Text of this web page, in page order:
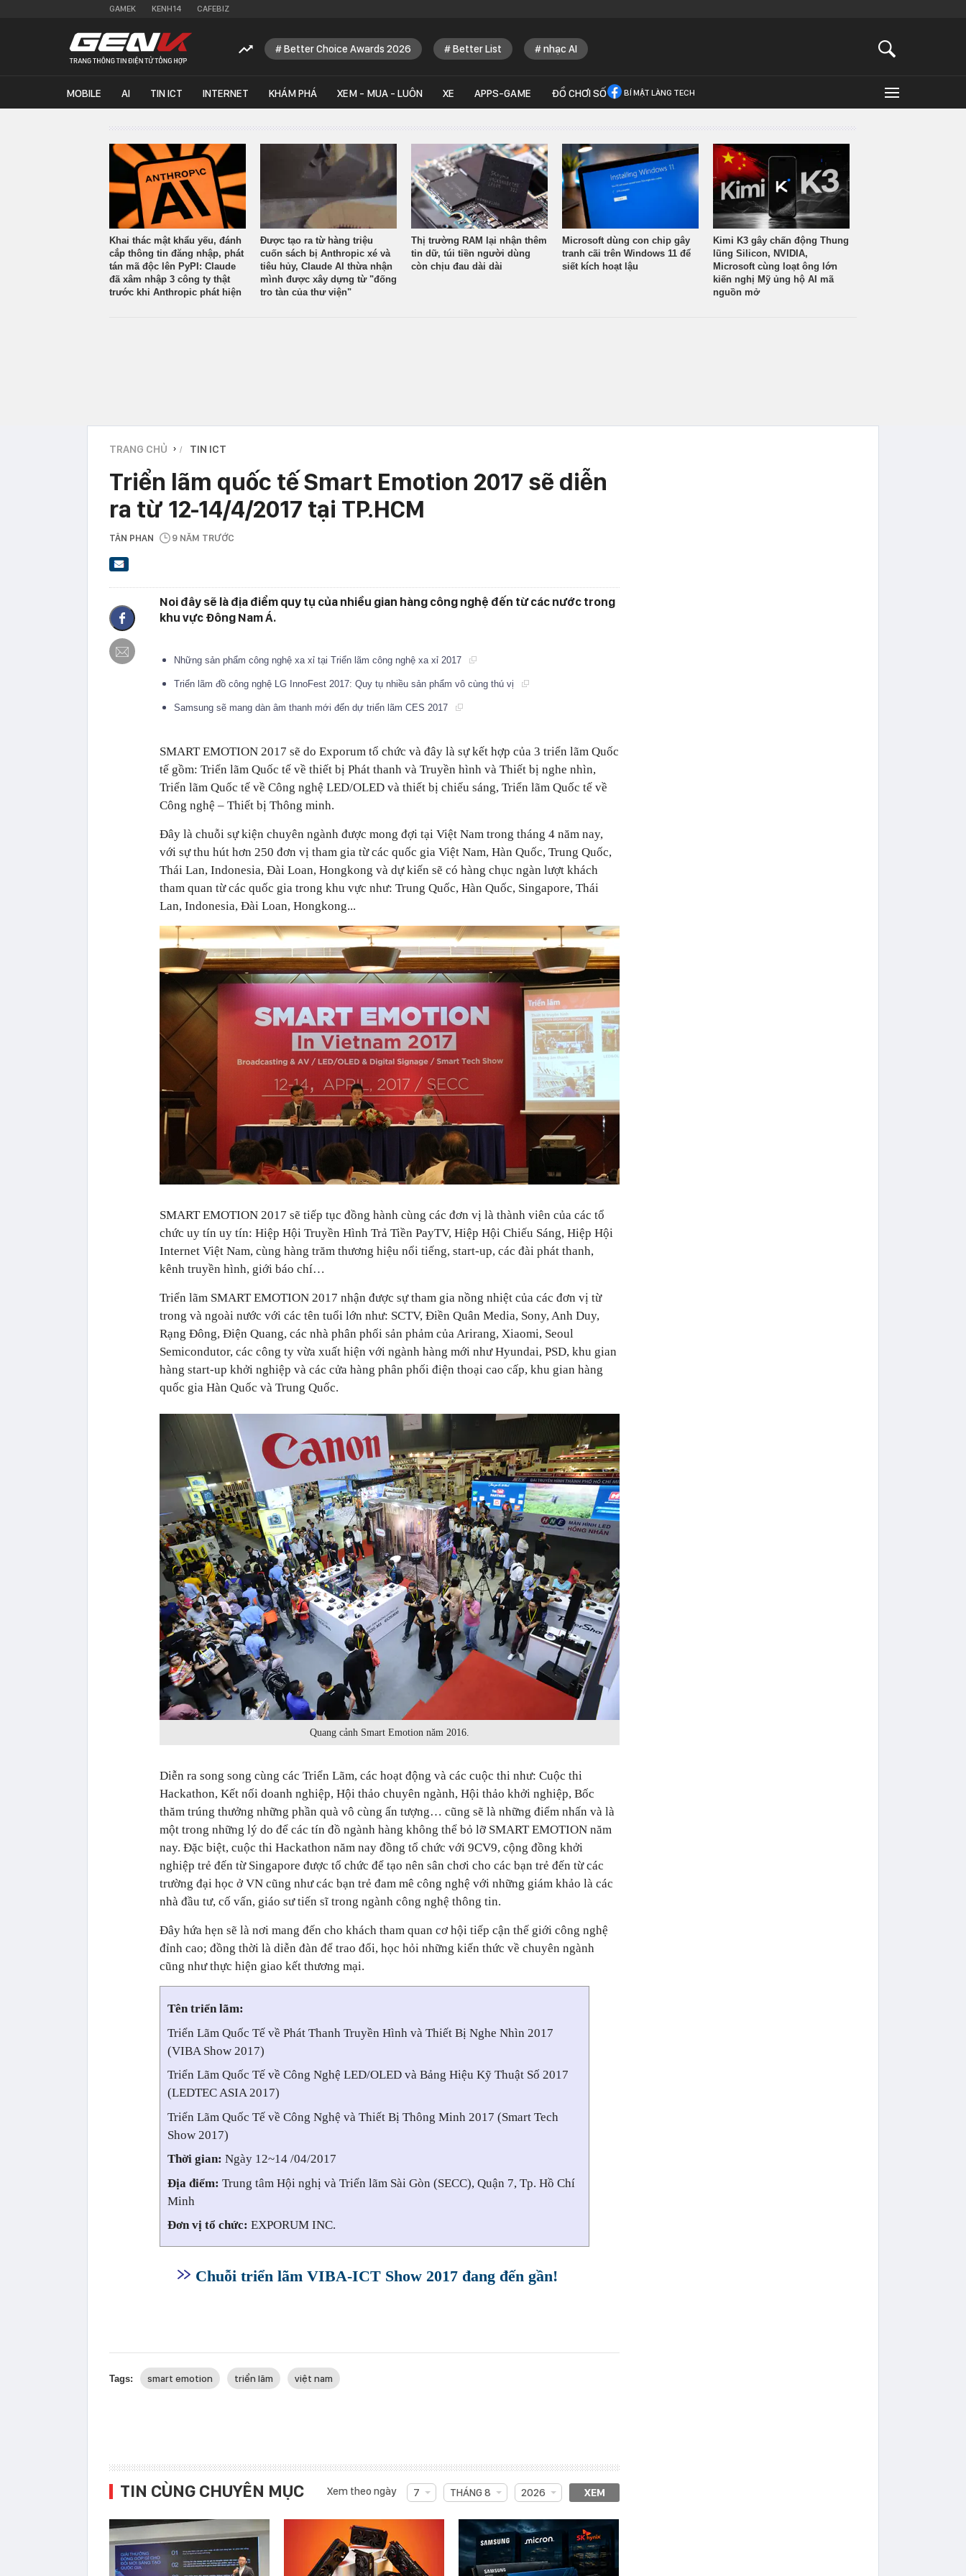
GAMEK KENH14 CAFEBIZ
Better Choice Awards 2026 Better List nhạc AI
MOBILE AI TIN ICT INTERNET KHÁM PHÁ XEM - MUA - LUÔN XE APPS-GAME ĐỒ CHƠI SỐ BÍ MẬT LÀNG TECH
Khai thác mật khẩu yếu, đánh
cắp thông tin đăng nhập, phát
tán mã độc lên PyPI: Claude
đã xâm nhập 3 công ty thật
trước khi Anthropic phát hiện
Được tạo ra từ hàng triệu
cuốn sách bị Anthropic xé và
tiêu hủy, Claude AI thừa nhận
mình được xây dựng từ "đống
tro tàn của thư viện"
Thị trường RAM lại nhận thêm
tin dữ, túi tiền người dùng
còn chịu đau dài dài
Microsoft dùng con chip gây
tranh cãi trên Windows 11 để
siết kích hoạt lậu
Kimi K3 gây chấn động Thung
lũng Silicon, NVIDIA,
Microsoft cùng loạt ông lớn
kiến nghị Mỹ ủng hộ AI mã
nguồn mở
TRANG CHỦ › TIN ICT
Triển lãm quốc tế Smart Emotion 2017 sẽ diễn
ra từ 12-14/4/2017 tại TP.HCM
TÂN PHAN 9 NĂM TRƯỚC
Noi đây sẽ là địa điểm quy tụ của nhiều gian hàng công nghệ đến từ các nước trong
khu vực Đông Nam Á.
Những sản phẩm công nghệ xa xỉ tại Triển lãm công nghệ xa xỉ 2017
Triển lãm đồ công nghệ LG InnoFest 2017: Quy tụ nhiều sản phẩm vô cùng thú vị
Samsung sẽ mang dàn âm thanh mới đến dự triển lãm CES 2017
SMART EMOTION 2017 sẽ do Exporum tổ chức và đây là sự kết hợp của 3 triển lãm Quốc
tế gồm: Triển lãm Quốc tế về thiết bị Phát thanh và Truyền hình và Thiết bị nghe nhìn,
Triển lãm Quốc tế về Công nghệ LED/OLED và thiết bị chiếu sáng, Triển lãm Quốc tế về
Công nghệ – Thiết bị Thông minh.
Đây là chuỗi sự kiện chuyên ngành được mong đợi tại Việt Nam trong tháng 4 năm nay,
với sự thu hút hơn 250 đơn vị tham gia từ các quốc gia Việt Nam, Hàn Quốc, Trung Quốc,
Thái Lan, Indonesia, Đài Loan, Hongkong và dự kiến sẽ có hàng chục ngàn lượt khách
tham quan từ các quốc gia trong khu vực như: Trung Quốc, Hàn Quốc, Singapore, Thái
Lan, Indonesia, Đài Loan, Hongkong...
SMART EMOTION 2017 sẽ tiếp tục đồng hành cùng các đơn vị là thành viên của các tổ
chức uy tín uy tín: Hiệp Hội Truyền Hình Trả Tiền PayTV, Hiệp Hội Chiếu Sáng, Hiệp Hội
Internet Việt Nam, cùng hàng trăm thương hiệu nổi tiếng, start-up, các đài phát thanh,
kênh truyền hình, giới báo chí…
Triển lãm SMART EMOTION 2017 nhận được sự tham gia nồng nhiệt của các đơn vị từ
trong và ngoài nước với các tên tuổi lớn như: SCTV, Điền Quân Media, Sony, Anh Duy,
Rạng Đông, Điện Quang, các nhà phân phối sản phảm của Arirang, Xiaomi, Seoul
Semicondutor, các công ty vừa xuất hiện với ngành hàng mới như Hyundai, PSD, khu gian
hàng start-up khởi nghiệp và các cửa hàng phân phối điện thoại cao cấp, khu gian hàng
quốc gia Hàn Quốc và Trung Quốc.
Quang cảnh Smart Emotion năm 2016.
Diễn ra song song cùng các Triển Lãm, các hoạt động và các cuộc thi như: Cuộc thi
Hackathon, Kết nối doanh nghiệp, Hội thảo chuyên ngành, Hội thảo khởi nghiệp, Bốc
thăm trúng thưởng những phần quà vô cùng ấn tượng… cũng sẽ là những điểm nhấn và là
một trong những lý do để các tín đồ ngành hàng không thể bỏ lỡ SMART EMOTION năm
nay. Đặc biệt, cuộc thi Hackathon năm nay đồng tổ chức với 9CV9, cộng đồng khởi
nghiệp trẻ đến từ Singapore được tổ chức để tạo nên sân chơi cho các bạn trẻ đến từ các
trường đại học ở VN cũng như các bạn trẻ đam mê công nghệ với những giám khảo là các
nhà đầu tư, cố vấn, giáo sư tiến sĩ trong ngành công nghệ thông tin.
Đây hứa hẹn sẽ là nơi mang đến cho khách tham quan cơ hội tiếp cận thế giới công nghệ
đỉnh cao; đồng thời là diễn đàn để trao đổi, học hỏi những kiến thức về chuyên ngành
cũng như thực hiện giao kết thương mại.
Tên triển lãm:
Triển Lãm Quốc Tế về Phát Thanh Truyền Hình và Thiết Bị Nghe Nhìn 2017
(VIBA Show 2017)
Triển Lãm Quốc Tế về Công Nghệ LED/OLED và Bảng Hiệu Kỹ Thuật Số 2017
(LEDTEC ASIA 2017)
Triển Lãm Quốc Tế về Công Nghệ và Thiết Bị Thông Minh 2017 (Smart Tech
Show 2017)
Thời gian: Ngày 12~14 /04/2017
Địa điểm: Trung tâm Hội nghị và Triển lãm Sài Gòn (SECC), Quận 7, Tp. Hồ Chí
Minh
Đơn vị tổ chức: EXPORUM INC.
Chuỗi triển lãm VIBA-ICT Show 2017 đang đến gần!
Tags: smart emotion triển lãm việt nam
TIN CÙNG CHUYÊN MỤC Xem theo ngày 7 THÁNG 8 2026 XEM